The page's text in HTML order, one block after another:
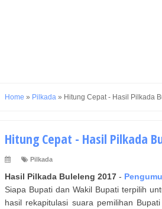
Home » Pilkada » Hitung Cepat - Hasil Pilkada
Hitung Cepat - Hasil Pilkada
Pilkada
Hasil Pilkada Buleleng 2017 -
Siapa Bupati dan Wakil Bupati terpilih
hasil rekapitulasi suara pemilihan